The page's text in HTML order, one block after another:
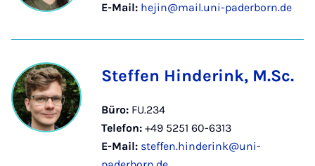
E-Mail: hejin@mail.uni-paderborn.de
Steffen Hinderink, M.Sc.
Büro: FU.234
Telefon: +49 5251 60-6313
E-Mail: steffen.hinderink@uni-